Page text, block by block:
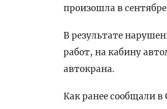
произошла в
В результате
работ, на кабину
автокрана.
Как ранее сообщали